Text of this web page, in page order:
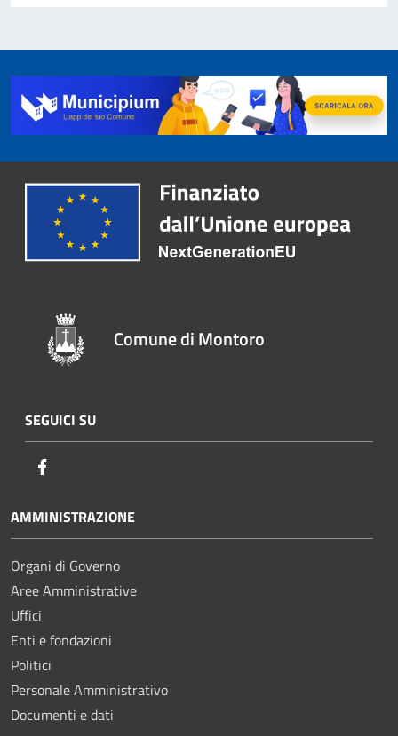
Comune di Montoro
SEGUICI SU
AMMINISTRAZIONE
Organi di Governo
Aree Amministrative
Uffici
Enti e fondazioni
Politici
Personale Amministrativo
Documenti e dati